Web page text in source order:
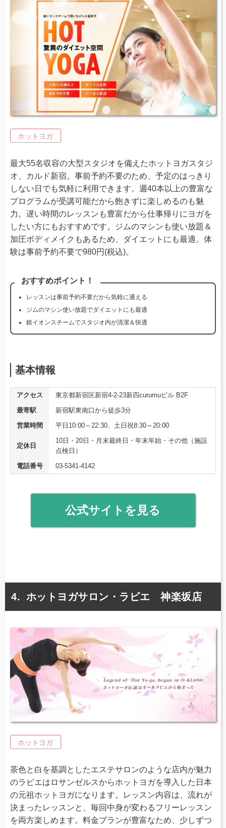
ホットヨガ
最大55名収容の大型スタジオを備えたホットヨガスタジ
オ、カルド新宿。事前予約不要のため、予定のはっきり
しない日でも気軽に利用できます。週40本以上の豊富な
プログラムが受講可能だから飽きずに楽しめるのも魅
力。遅い時間のレッスンも豊富だから仕事帰りにヨガを
したい方にもおすすめです。ジムのマシンも使い放題＆
加圧ボディメイクもあるため、ダイエットにも最適。体
験は事前予約不要で980円(税込)。
おすすめポイント！
レッスンは事前予約不要だから気軽に通える
ジムのマシン使い放題でダイエットにも最適
銀イオンスチームでスタジオ内が清潔＆快適
基本情報
アクセス
東京都新宿区新宿4-2-23新四curumuビル B2F
最寄駅
新宿駅東南口から徒歩3分
営業時間
平日10:00～22:30、土日祝8:30～20:00
定休日
10日・20日・月末最終日・年末年始・その他（施設
点検日）
電話番号
03-5341-4142
公式サイトを見る
ホットヨガサロン・ラビエ 神楽坂店
ホットヨガ
茶色と白を基調としたエステサロンのような店内が魅力
のラビエはロサンゼルスからホットヨガを導入した日本
の元祖ホットヨガになります。レッスン内容は、流れが
決まったレッスンと、毎回中身が変わるフリーレッスン
を両方楽しめます。料金プランが豊富なため、少しずつ